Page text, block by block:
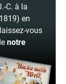
C. à la
en
vous
notre